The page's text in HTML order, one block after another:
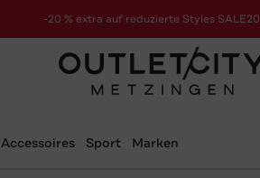
-20 % extra auf reduzierte Styles SALE20
zur Aktion
Accessoires Sport Marken